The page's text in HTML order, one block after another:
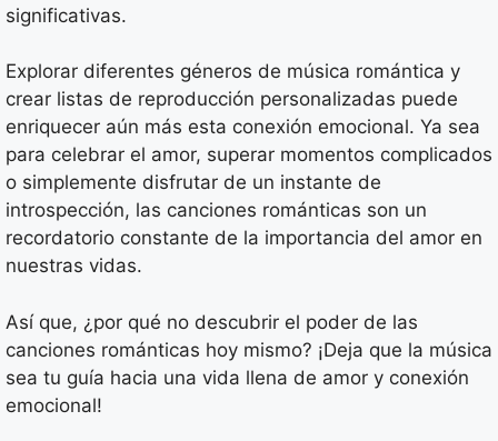
significativas.
Explorar diferentes géneros de música romántica y
crear listas de reproducción personalizadas puede
enriquecer aún más esta conexión emocional. Ya sea
para celebrar el amor, superar momentos complicados
o simplemente disfrutar de un instante de
introspección, las canciones románticas son un
recordatorio constante de la importancia del amor en
nuestras vidas.
Así que, ¿por qué no descubrir el poder de las
canciones románticas hoy mismo? ¡Deja que la música
sea tu guía hacia una vida llena de amor y conexión
emocional!